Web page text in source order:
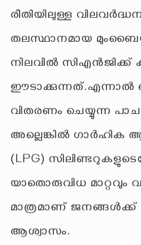
രീതിയിലുള്ള
തലസ്ഥാനമായ
നിലവിൽ സിഎൻജിക്ക്
ഈടാക്കുന്നത്.എന്നാൽ
വിതരണം ചെയ്യുന്ന
അല്ലെങ്കിൽ ഗാർഹിക
(LPG)
യാതൊരുവിധ മാറ്റവും
മാത്രമാണ് ജനങ്ങൾക്ക്
ആശ്വാസം.